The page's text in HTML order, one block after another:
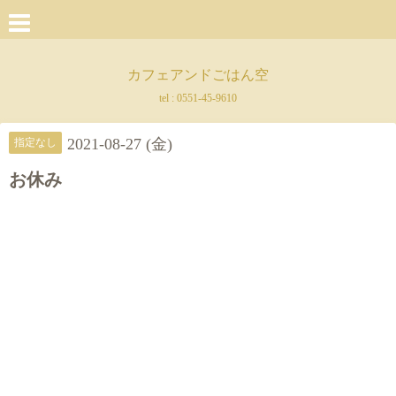
カフェアンドごはん空
tel : 0551-45-9610
指定なし 2021-08-27 (金)
お休み